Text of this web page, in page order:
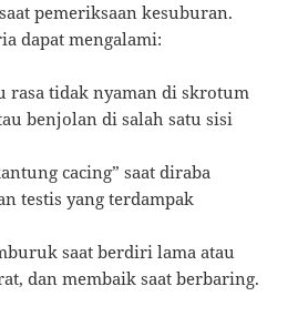
pemeriksaan kesuburan.
dapat mengalami:
rasa tidak nyaman di skrotum
benjolan di salah satu sisi
cacing” saat diraba
testis yang terdampak
saat berdiri lama atau
dan membaik saat berbaring.